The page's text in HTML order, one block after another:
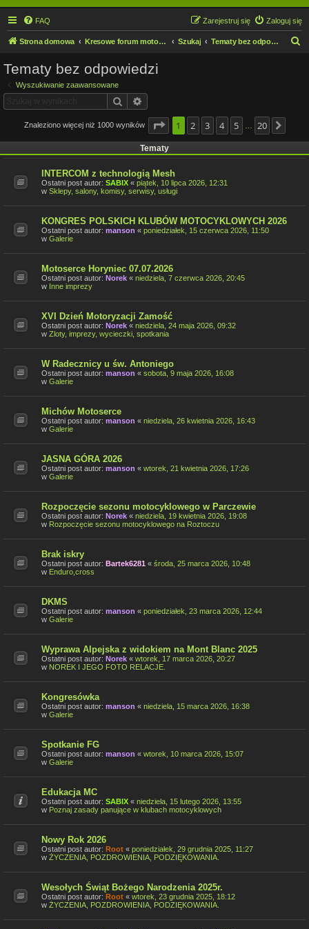
FAQ Zaloguj się
Zarejestruj się
Strona domowa Kresowe forum motocyklowe Szukaj Tematy bez odpowiedzi
Tematy bez odpowiedzi
Wyszukiwanie zaawansowane
Szukaj
Znaleziono więcej niż 1000 wyników Strona1 z20
1 2 3 4 5 20
Tematy
INTERCOM z technologią Mesh
Ostatni post autor: SABIX « piątek, 10 lipca 2026, 12:31
w Sklepy, salony, komisy, serwisy, usługi
KONGRES POLSKICH KLUBÓW MOTOCYKLOWYCH 2026
Ostatni post autor: manson « poniedziałek, 15 czerwca 2026, 11:50
w Galerie
Motoserce Horyniec 07.07.2026
Ostatni post autor: Norek « niedziela, 7 czerwca 2026, 20:45
w Inne imprezy
XVI Dzień Motoryzacji Zamość
Ostatni post autor: Norek « niedziela, 24 maja 2026, 09:32
w Zloty, imprezy, wycieczki, spotkania
W Radecznicy u św. Antoniego
Ostatni post autor: manson « sobota, 9 maja 2026, 16:08
w Galerie
Michów Motoserce
Ostatni post autor: manson « niedziela, 26 kwietnia 2026, 16:43
w Galerie
JASNA GÓRA 2026
Ostatni post autor: manson « wtorek, 21 kwietnia 2026, 17:26
w Galerie
Rozpoczęcie sezonu motocyklowego w Parczewie
Ostatni post autor: Norek « niedziela, 19 kwietnia 2026, 19:08
w Rozpoczęcie sezonu motocyklowego na Roztoczu
Brak iskry
Ostatni post autor: Bartek6281 « środa, 25 marca 2026, 10:48
w Enduro,cross
DKMS
Ostatni post autor: manson « poniedziałek, 23 marca 2026, 12:44
w Galerie
Wyprawa Alpejska z widokiem na Mont Blanc 2025
Ostatni post autor: Norek « wtorek, 17 marca 2026, 20:27
w NOREK I JEGO FOTO RELACJE.
Kongresówka
Ostatni post autor: manson « niedziela, 15 marca 2026, 16:38
w Galerie
Spotkanie FG
Ostatni post autor: manson « wtorek, 10 marca 2026, 15:07
w Galerie
Edukacja MC
Ostatni post autor: SABIX « niedziela, 15 lutego 2026, 13:55
w Poznaj zasady panujące w klubach motocyklowych
Nowy Rok 2026
Ostatni post autor: Root « poniedziałek, 29 grudnia 2025, 11:27
w ŻYCZENIA, POZDROWIENIA, PODZIĘKOWANIA.
Wesołych Świąt Bożego Narodzenia 2025r.
Ostatni post autor: Root « wtorek, 23 grudnia 2025, 18:12
w ŻYCZENIA, POZDROWIENIA, PODZIĘKOWANIA.